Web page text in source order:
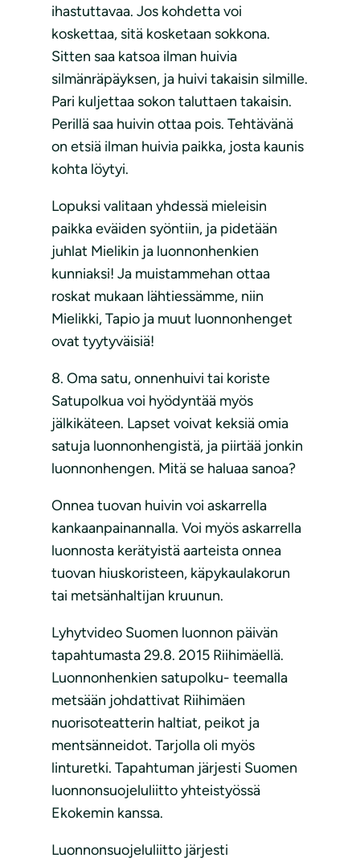
ihastuttavaa. Jos kohdetta voi
koskettaa, sitä kosketaan sokkona.
Sitten saa katsoa ilman huivia
silmänräpäyksen, ja huivi takaisin silmille.
Pari kuljettaa sokon taluttaen takaisin.
Perillä saa huivin ottaa pois. Tehtävänä
on etsiä ilman huivia paikka, josta kaunis
kohta löytyi.
Lopuksi valitaan yhdessä mieleisin
paikka eväiden syöntiin, ja pidetään
juhlat Mielikin ja luonnonhenkien
kunniaksi! Ja muistammehan ottaa
roskat mukaan lähtiessämme, niin
Mielikki, Tapio ja muut luonnonhenget
ovat tyytyväisiä!
8. Oma satu, onnenhuivi tai koriste
Satupolkua voi hyödyntää myös
jälkikäteen. Lapset voivat keksiä omia
satuja luonnonhengistä, ja piirtää jonkin
luonnonhengen. Mitä se haluaa sanoa?
Onnea tuovan huivin voi askarrella
kankaanpainannalla. Voi myös askarrella
luonnosta kerätyistä aarteista onnea
tuovan hiuskoristeen, käpykaulakorun
tai metsänhaltijan kruunun.
Lyhytvideo Suomen luonnon päivän
tapahtumasta 29.8. 2015 Riihimäellä.
Luonnonhenkien satupolku- teemalla
metsään johdattivat Riihimäen
nuorisoteatterin haltiat, peikot ja
mentsänneidot. Tarjolla oli myös
linturetki. Tapahtuman järjesti Suomen
luonnonsuojeluliitto yhteistyössä
Ekokemin kanssa.
Luonnonsuojeluliitto järjesti